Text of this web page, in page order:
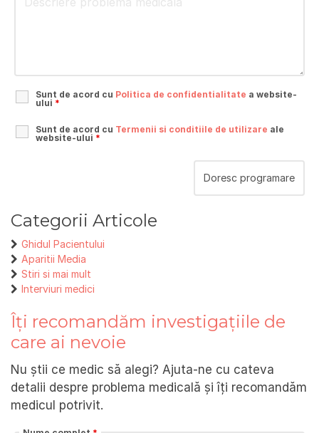
Sunt de acord cu Politica de confidentialitate a website-
ului *
Sunt de acord cu Termenii si conditiile de utilizare ale
website-ului *
Categorii Articole
Ghidul Pacientului
Aparitii Media
Stiri si mai mult
Interviuri medici
Îți recomandăm investigațiile de
care ai nevoie
Nu știi ce medic să alegi? Ajuta-ne cu cateva
detalii despre problema medicală și îți recomandăm
medicul potrivit.